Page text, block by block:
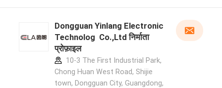
Dongguan Yinlang Electronic
Technolog Co.,Ltd निर्माता
प्रोफ़ाइल
10-3 The First Industrial Park,
Chong Huan West Road, Shijie
town, Dongguan City, Guangdong,